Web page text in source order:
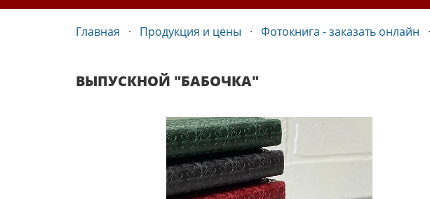
Главная Продукция и цены Фотокнига - заказать онлайн
ВЫПУСКНОЙ "БАБОЧКА"